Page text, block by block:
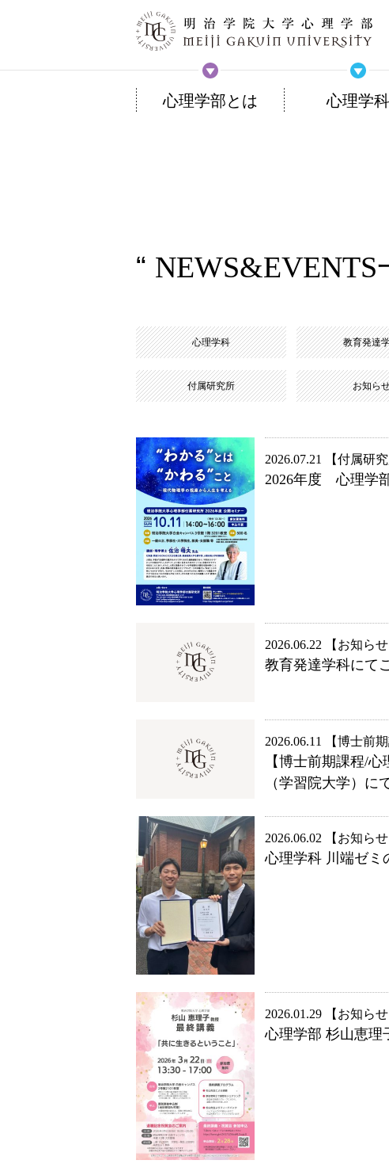
心理学部とは 心理学科
NEWS&EVENTS
心理学科 教育発達
付属研究所 お知ら
2026.07.21 付属研
2026年度 心理学
2026.06.22 お知らせ
教育発達学科にて
2026.06.11 博士前
【博士前期課程/
（学習院大学）に
2026.06.02 お知らせ
心理学科 川端ゼミ
2026.01.29 お知らせ
心理学部 杉山恵理